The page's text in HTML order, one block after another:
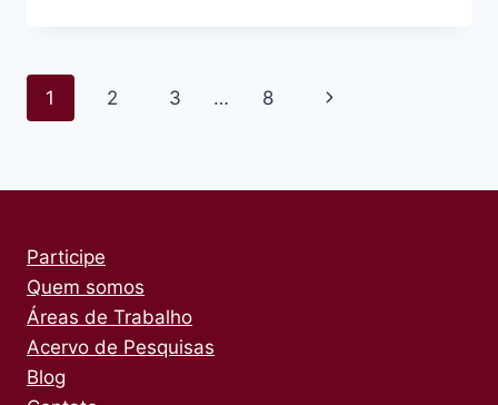
Navegação
Página
1 2 3 … 8
Página
Participe
Quem somos
Áreas de Trabalho
Acervo de Pesquisas
Blog